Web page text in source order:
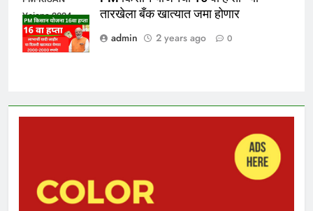
Yojana 2024
तारखेला बँक खात्यात जमा होणार
admin
2 years ago 0